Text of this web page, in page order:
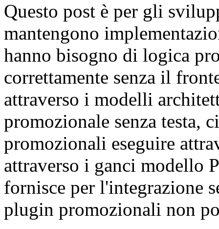
Questo post è per gli
mantengono
hanno bisogno di logica
correttamente senza il
attraverso i modelli
promozionale senza testa,
promozionali eseguire
attraverso i ganci modello
fornisce per l'integrazione
plugin promozionali non